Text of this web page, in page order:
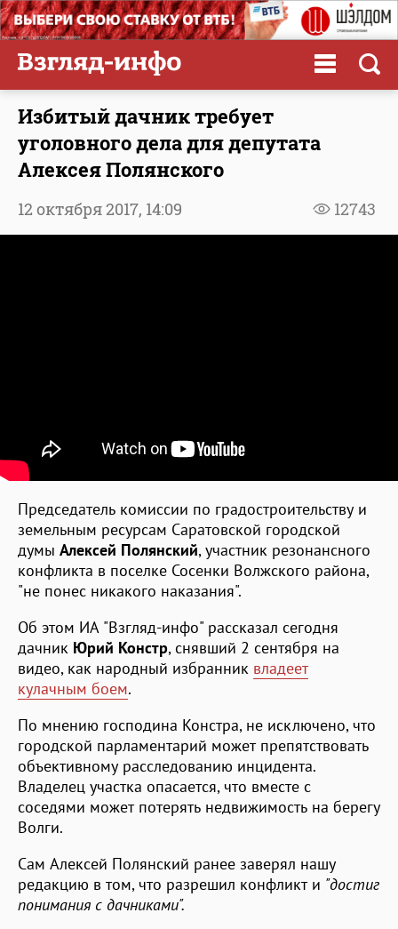
Избитый дачник требует
уголовного дела для депутата
Алексея Полянского
12743
12 октября 2017, 14:09
Председатель комиссии по градостроительству и
земельным ресурсам Саратовской городской
думы Алексей Полянский, участник резонансного
конфликта в поселке Сосенки Волжского района,
"не понес никакого наказания".
Об этом ИА "Взгляд-инфо" рассказал сегодня
дачник Юрий Констр, снявший 2 сентября на
видео, как народный избранник владеет
кулачным боем.
По мнению господина Констра, не исключено, что
городской парламентарий может препятствовать
объективному расследованию инцидента.
Владелец участка опасается, что вместе с
соседями может потерять недвижимость на берегу
Волги.
Сам Алексей Полянский ранее заверял нашу
редакцию в том, что разрешил конфликт и "достиг
понимания с дачниками".